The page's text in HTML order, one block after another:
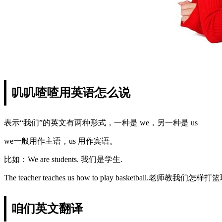
叽叽喳喳用英语怎么说
表示“我们”的英文有两种形式，一种是 we，另一种是 us
we一般用作主语，us 用作宾语。
比如：We are students. 我们是学生.
The teacher teaches us how to play basketball.老师教我们怎样打
咱们英文翻译